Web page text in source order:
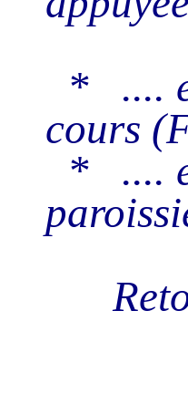
* ....
cours
* ....